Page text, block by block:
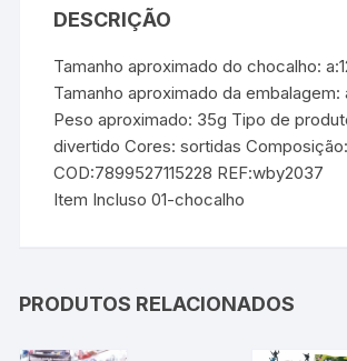
DESCRIÇÃO
Tamanho aproximado do chocalho:
Tamanho aproximado da embalagem:
Peso aproximado: 35g Tipo de
divertido Cores: sortidas
COD:7899527115228 REF:wby2037
Item Incluso 01-chocalho
PRODUTOS RELACIONADOS